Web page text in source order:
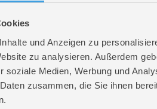
und Anzeigen zu
zu analysieren. Außerdem
soziale Medien, Werbung und
zusammen, die Sie ihnen
Film
immer zwei bildgleiche Karten gefunden
Das weltbekannte Merk-Spiel fördert